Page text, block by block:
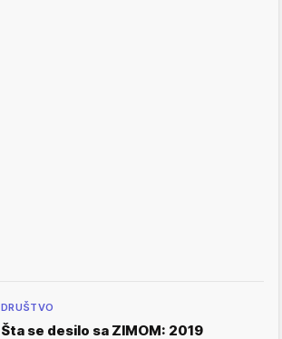
DRUŠTVO
Šta se desilo sa ZIMOM: 2019